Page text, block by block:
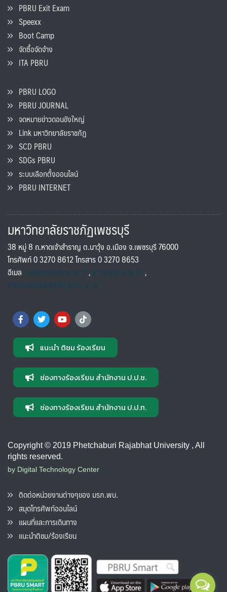
PBRU Exit Exam
Speexx
Boot Camp
จัดซื้อจัดจ้าง
ITA PBRU
PBRU LOGO
PBRU JOURNAL
จดหมายข่าวดอนขังใหญ่
Link มหาวิทยาลัยราชภัฏ
SCD PBRU
SDGs PBRU
ระบบเลือกตั้งออนไลน์
PBRU INTERNET
มหาวิทยาลัยราชภัฏเพชรบุรี
38 หมู่ 8 ถ.หาดเจ้าสำราญ ต.นาวุ้ง อ.เมือง จ.เพชรบุรี 76000
โทรศัพท์ 0 3270 8612 โทรสาร 0 3270 8653
อีเมล saraban@pbru.ac.th, info@pbru.ac.th,
international@mail.pbru.ac.th
แนะนำ ติชม ร้องเรียน
ช่องทางร้องเรียน สำนักงาน ป.ป.ช.
ช่องทางร้องเรียน สำนักงาน ป.ป.ท.
Copyright © 2019 Phetchaburi Rajabhat University , All
rights reserved.
by Digital Technology Center
ติดต่อหน่วยงานต่างๆของ มรภ.พบ.
สมุดโทรศัพท์ออนไลน์
แผนที่และการเดินทาง
แนะนำติชม/ร้องเรียน